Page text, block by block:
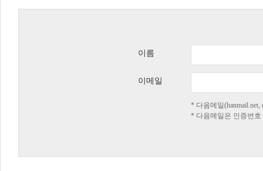
이름
이메일
* 다음메일
* 다음메일은 인증번